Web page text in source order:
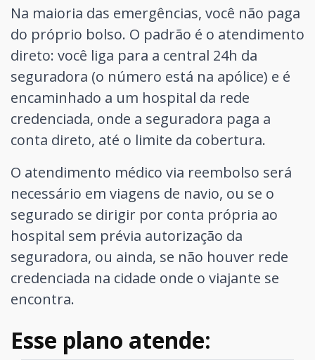
Na maioria das emergências, você não paga
do próprio bolso. O padrão é o atendimento
direto: você liga para a central 24h da
seguradora (o número está na apólice) e é
encaminhado a um hospital da rede
credenciada, onde a seguradora paga a
conta direto, até o limite da cobertura.
O atendimento médico via reembolso será
necessário em viagens de navio, ou se o
segurado se dirigir por conta própria ao
hospital sem prévia autorização da
seguradora, ou ainda, se não houver rede
credenciada na cidade onde o viajante se
encontra.
Esse plano atende: